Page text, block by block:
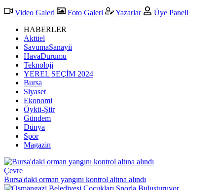
Video Galeri Foto Galeri Yazarlar
Üye Paneli
HABERLER
Aktüel
SavumaSanayii
HavaDurumu
Teknoloji
YEREL SEÇİM 2024
Bursa
Siyaset
Ekonomi
Öykü-Şiir
Gündem
Dünya
Spor
Magazin
Çevre
Bursa'daki orman yangını kontrol altına alındı